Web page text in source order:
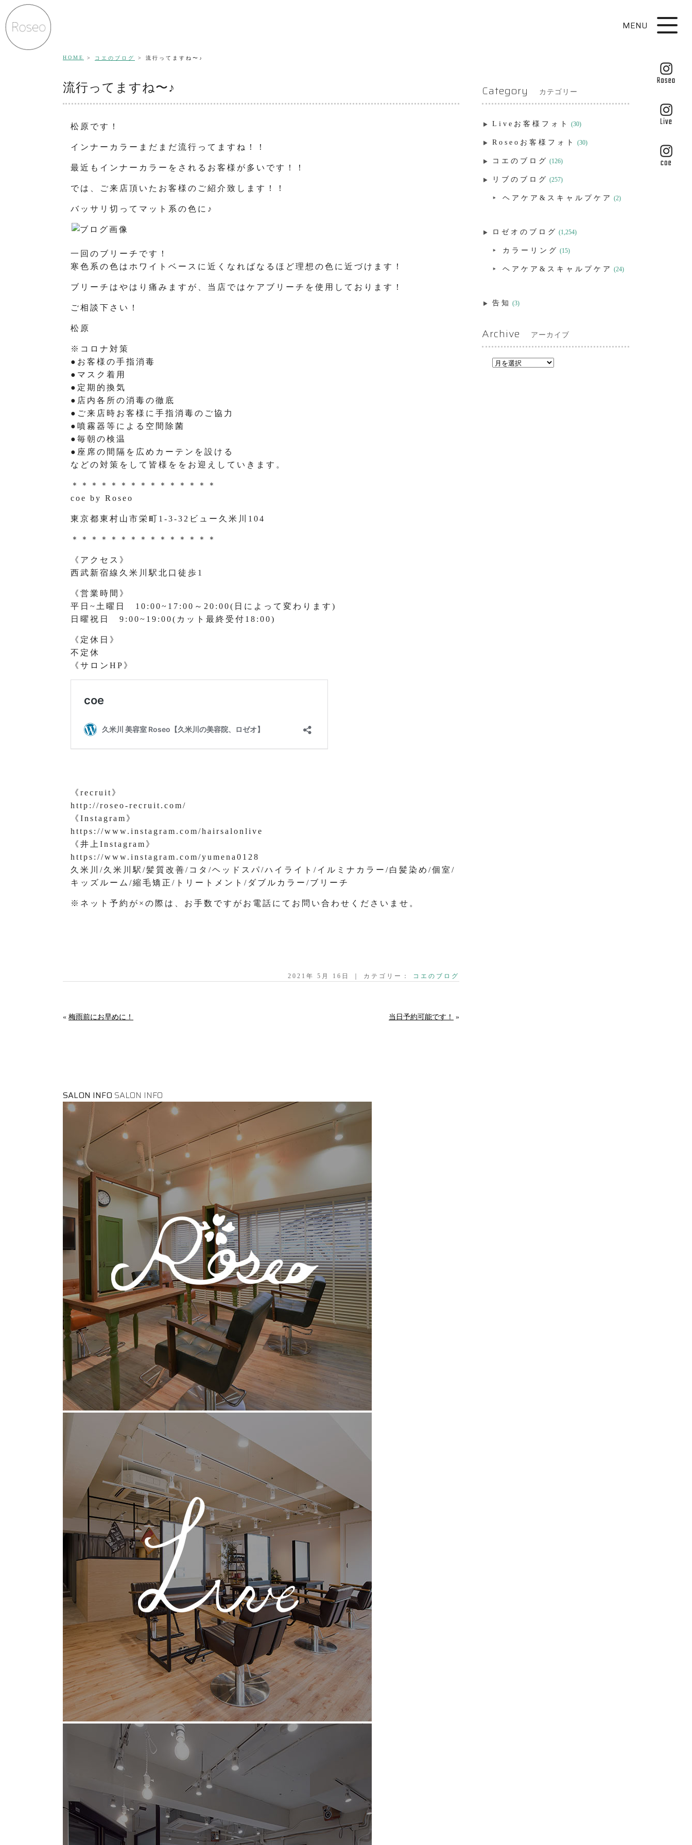
MENU
HOME コエのブログ 流行ってますね〜♪
流行ってますね〜♪
松原です！
インナーカラーまだまだ流行ってますね！！
最近もインナーカラーをされるお客様が多いです！！
では、ご来店頂いたお客様のご紹介致します！！
バッサリ切ってマット系の色に♪
一回のブリーチです！
寒色系の色はホワイトベースに近くなればなるほど理想の色に近づけます！
ブリーチはやはり痛みますが、当店ではケアブリーチを使用しております！
ご相談下さい！
松原
※コロナ対策
●お客様の手指消毒
●マスク着用
●定期的換気
●店内各所の消毒の徹底
●ご来店時お客様に手指消毒のご協力
●噴霧器等による空間除菌
●毎朝の検温
●座席の間隔を広めカーテンを設ける
などの対策をして皆様ををお迎えしていきます。
＊＊＊＊＊＊＊＊＊＊＊＊＊＊＊
coe by Roseo
東京都東村山市栄町1-3-32ビュー久米川104
＊＊＊＊＊＊＊＊＊＊＊＊＊＊＊
《アクセス》
西武新宿線久米川駅北口徒歩1
《営業時間》
平日~土曜日 10:00~17:00～20:00(日によって変わります)
日曜祝日 9:00~19:00(カット最終受付18:00)
《定休日》
不定休
《サロンHP》
《recruit》
http://roseo-recruit.com/
《Instagram》
https://www.instagram.com/hairsalonlive
《井上Instagram》
https://www.instagram.com/yumena0128
久米川/久米川駅/髪質改善/コタ/ヘッドスパ/ハイライト/イルミナカラー/白髪染め/個室/
キッズルーム/縮毛矯正/トリートメント/ダブルカラー/ブリーチ
※ネット予約が×の際は、お手数ですがお電話にてお問い合わせくださいませ。
2021年 5月 16日 ｜ カテゴリー： コエのブログ
« 梅雨前にお早めに！ 当日予約可能です！ »
Category カテゴリー
Liveお客様フォト (30)
Roseoお客様フォト (30)
コエのブログ (126)
リブのブログ (257)
ヘアケア&スキャルプケア (2)
ロゼオのブログ (1,254)
カラーリング (15)
ヘアケア&スキャルプケア (24)
告知 (3)
Archive アーカイブ
SALON INFO SALON INFO